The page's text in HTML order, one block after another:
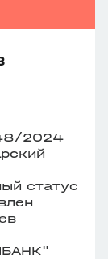
2024
статус